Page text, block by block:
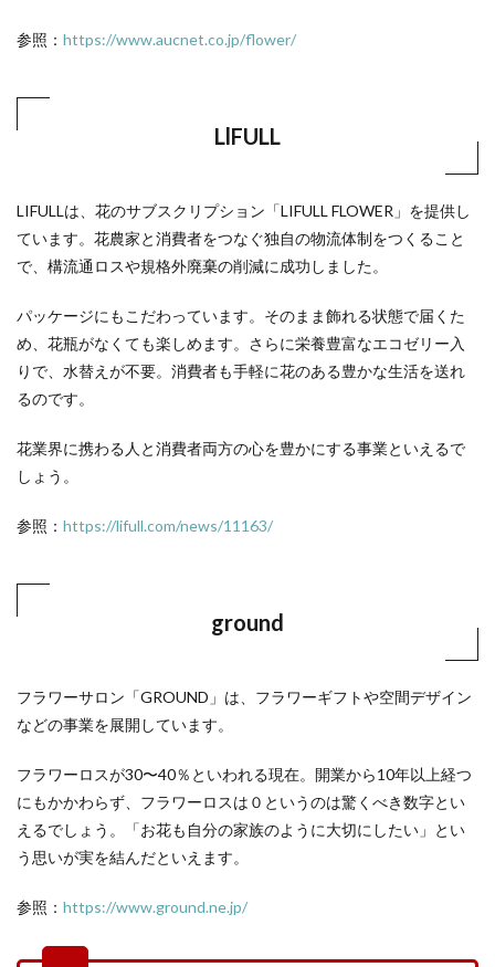
参照： https://www.aucnet.co.jp/flower/
LlFULL
LIFULLは、花のサブスクリプション「LIFULL FLOWER」を提供し
ています。花農家と消費者をつなぐ独自の物流体制をつくること
で、構流通ロスや規格外廃棄の削減に成功しました。
パッケージにもこだわっています。そのまま飾れる状態で届くた
め、花瓶がなくても楽しめます。さらに栄養豊富なエコゼリー入
りで、水替えが不要。消費者も手軽に花のある豊かな生活を送れ
るのです。
花業界に携わる人と消費者両方の心を豊かにする事業といえるで
しょう。
参照： https://lifull.com/news/11163/
ground
フラワーサロン「GROUND」は、フラワーギフトや空間デザイン
などの事業を展開しています。
フラワーロスが30〜40％といわれる現在。開業から10年以上経つ
にもかかわらず、フラワーロスは０というのは驚くべき数字とい
えるでしょう。「お花も自分の家族のように大切にしたい」とい
う思いが実を結んだといえます。
参照： https://www.ground.ne.jp/